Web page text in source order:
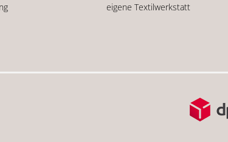
eigene Textilwerkstatt